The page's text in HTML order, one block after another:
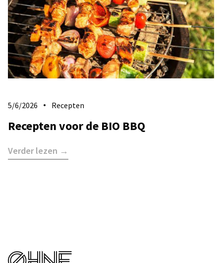
5/6/2026 Recepten
Recepten voor de BIO BBQ
Verder lezen →